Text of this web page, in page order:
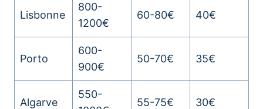
Lisbonne
800-
1200€
60-80€ 40€
Porto
600-
900€
50-70€ 35€
Algarve
550-
55-75€ 30€